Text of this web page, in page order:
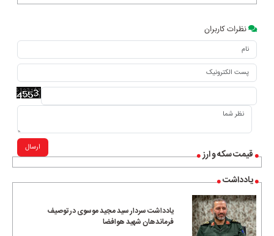
قیمت سکه و ارز
یادداشت
یادداشت سردار سید مجید موسوی در توصیف
فرماندهان شهید هوافضا
نظرات کاربران
ارسال